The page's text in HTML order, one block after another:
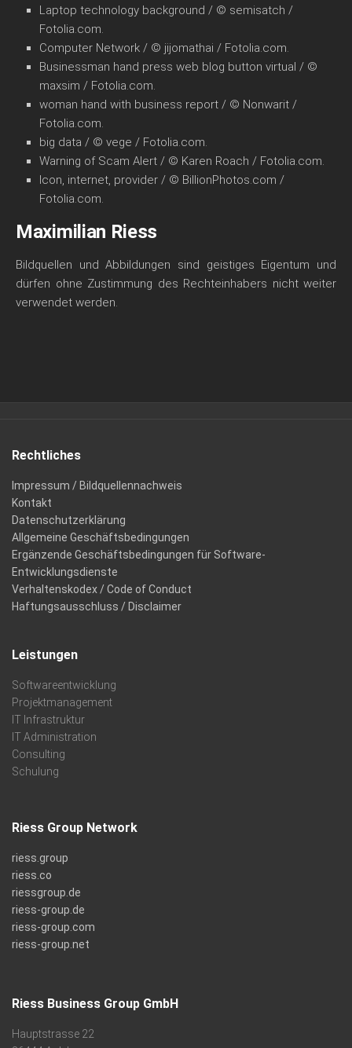
Laptop technology background / © semisatch /
Fotolia.com.
Computer Network / © jijomathai / Fotolia.com.
Businessman hand press web blog button virtual / ©
maxsim / Fotolia.com.
woman hand with business report / © Nonwarit /
Fotolia.com.
big data / © vege / Fotolia.com.
Warning of Scam Alert / © Karen Roach / Fotolia.com.
Icon, internet, provider / © BillionPhotos.com /
Fotolia.com.
Maximilian Riess
Bildquellen und Abbildungen sind geistiges Eigentum und
dürfen ohne Zustimmung des Rechteinhabers nicht weiter
verwendet werden.
Rechtliches
Impressum / Bildquellennachweis
Kontakt
Datenschutzerklärung
Allgemeine Geschäftsbedingungen
Ergänzende Geschäftsbedingungen für Software-
Entwicklungsdienste
Verhaltenskodex / Code of Conduct
Haftungsausschluss / Disclaimer
Leistungen
Softwareentwicklung
Projektmanagement
IT Infrastruktur
IT Administration
Consulting
Schulung
Riess Group Network
riess.group
riess.co
riessgroup.de
riess-group.de
riess-group.com
riess-group.net
Riess Business Group GmbH
Hauptstrasse 22